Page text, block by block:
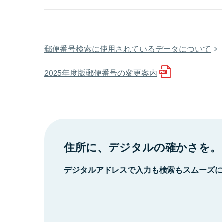
郵便番号検索に使用されているデータについて
2025年度版郵便番号の変更案内
住所に、デジタルの確かさを。
デジタルアドレスで入力も検索もスムーズ